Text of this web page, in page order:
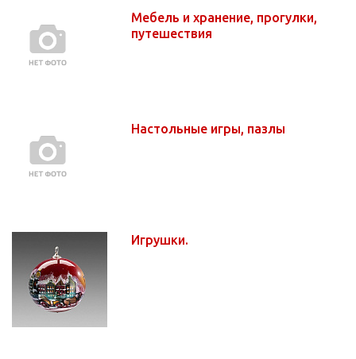
Мебель и хранение, прогулки,
путешествия
Настольные игры, пазлы
Игрушки.